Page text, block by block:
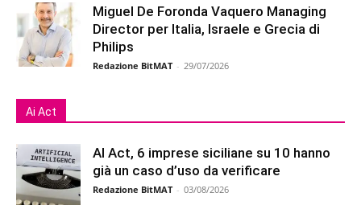
Miguel De Foronda Vaquero Managing
Director per Italia, Israele e Grecia di
Philips
Redazione BitMAT - 29/07/2026
Ai Act
AI Act, 6 imprese siciliane su 10 hanno
già un caso d’uso da verificare
Redazione BitMAT - 03/08/2026